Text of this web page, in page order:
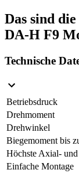
Das sind
DA-H F9
Technische
Betriebsdruck
Drehmoment
Drehwinkel
Biegemoment bis
Höchste Axial-
Einfache Montage